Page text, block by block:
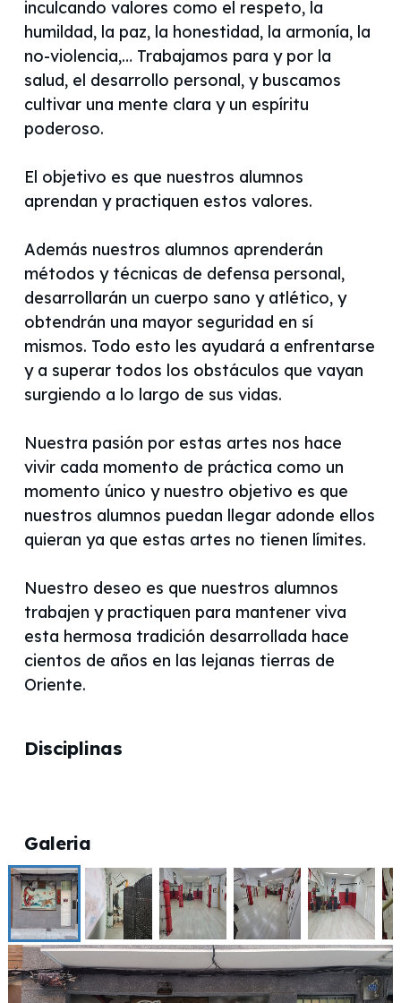
inculcando valores como el respeto, la
humildad, la paz, la honestidad, la armonía, la
no-violencia,… Trabajamos para y por la
salud, el desarrollo personal, y buscamos
cultivar una mente clara y un espíritu
poderoso.
El objetivo es que nuestros alumnos
aprendan y practiquen estos valores.
Además nuestros alumnos aprenderán
métodos y técnicas de defensa personal,
desarrollarán un cuerpo sano y atlético, y
obtendrán una mayor seguridad en sí
mismos. Todo esto les ayudará a enfrentarse
y a superar todos los obstáculos que vayan
surgiendo a lo largo de sus vidas.
Nuestra pasión por estas artes nos hace
vivir cada momento de práctica como un
momento único y nuestro objetivo es que
nuestros alumnos puedan llegar adonde ellos
quieran ya que estas artes no tienen límites.
Nuestro deseo es que nuestros alumnos
trabajen y practiquen para mantener viva
esta hermosa tradición desarrollada hace
cientos de años en las lejanas tierras de
Oriente.
Disciplinas
Galeria